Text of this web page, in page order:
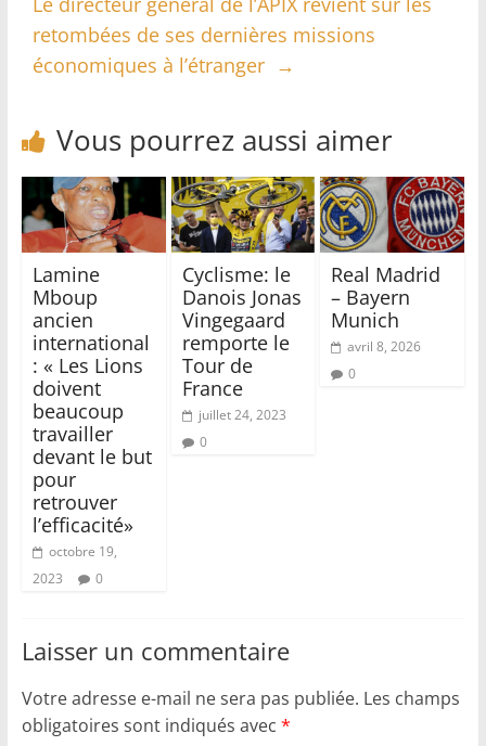
retombées de ses dernières missions
économiques à l’étranger →
Vous pourrez aussi aimer
Lamine
Mboup
ancien
international
: « Les Lions
doivent
beaucoup
travailler
devant le but
pour
retrouver
l’efficacité»
octobre 19,
2023
0
Cyclisme: le
Danois Jonas
Vingegaard
remporte le
Tour de
France
juillet 24, 2023
0
Real Madrid
– Bayern
Munich
avril 8, 2026
0
Laisser un commentaire
Votre adresse e-mail ne sera pas publiée. Les champs
obligatoires sont indiqués avec *